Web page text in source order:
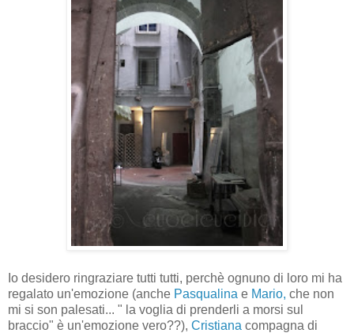
Io desidero ringraziare tutti tutti, perchè ognuno di loro mi ha
regalato un'emozione (anche Pasqualina e Mario, che non
mi si son palesati... " la voglia di prenderli a morsi sul
braccio" è un'emozione vero??), Cristiana compagna di